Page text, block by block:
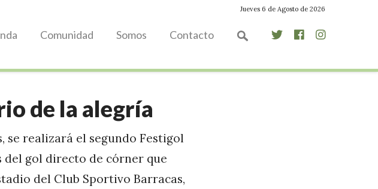
Jueves 6 de Agosto de 2026
Comunidad Somos Contacto
de la alegría
se realizará el segundo Festigol
del gol directo de córner que
del Club Sportivo Barracas,